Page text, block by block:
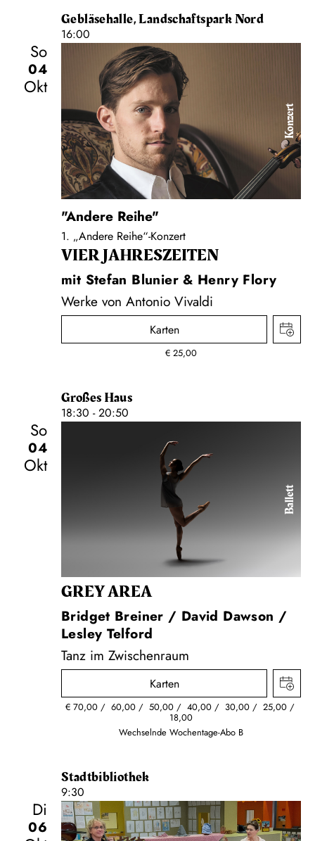
Gebläsehalle, Landschaftspark Nord
16:00
So
04
Okt
Konzert
"Andere Reihe"
1. „Andere Reihe“-Konzert
VIER JAHRESZEITEN
mit Stefan Blunier & Henry Flory
Werke von Antonio Vivaldi
Karten
€ 25,00
Großes Haus
18:30 - 20:50
So
04
Okt
Ballett
GREY AREA
Bridget Breiner / David Dawson /
Lesley Telford
Tanz im Zwischenraum
Karten
€ 70,00 60,00 50,00 40,00 30,00 25,00
18,00
Wechselnde Wochentage-Abo B
Stadtbibliothek
9:30
Di
06